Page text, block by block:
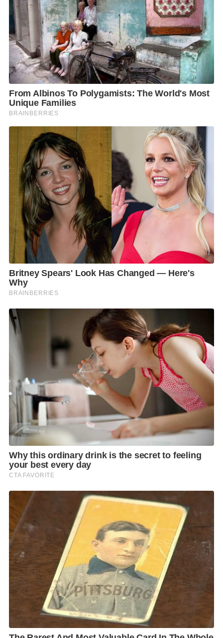
เนี่ย..น่าจะเป็นความปรารถนาดีเสียมากกว่า คุณสนธิญา
ไม่ต้องการให้เกิดปัญหาในภายหลังที่จะส่งผลกระทบต่อ
การได้มาซึ่งสว.ชุดใหม่ที่อาจจะมีความล่าช้า
ซึ่งแม้ว่ากกต.จะได้อธิบายความต่อประเด็นนี้ไปแล้ว แต่ก็
ไม่ได้ชี้แจง หรือชี้ชัดว่านายธนาธรกับน.ส.พรรณิการ์ ที่ถูก
ตัดสิทธิทางการเมือง..
จะสามารารถยุ่งเกี่ยว-ข้องแวะกับการเลือกสว.ได้หรือไม่
ได้?
ก็..เหมือนกรณีของคุณพิชิต ชื่นบาน ที่ได้รับการโปรด
เกล้าเป็นรัฐมนตรีประจำสำนักนายกรัฐมนตรีนั่นแหละ
คุณวัชระ เพ็ชรทอง แกสงสัย-ใคร่รู้ ว่าคนที่เคยถูกสภา
ทนายความถอดชื่อออกจากทะเบียนผู้ประกอบวิชาชีพ
ทนายความเป็นเวลา 5 ปี
เนื่องจากเคยถูกศาลฎีกาสั่งจำคุก 6 เดือน โดยไม่รอ
ลงอาญาในความผิดฐานละเมิดอำนาจศาล เมื่อวันที่ 10
มิถุนายน พ.ศ. 2551
กรณีพยายามนำถุงขนมใส่เงินสดจำนวน 2 ล้านบาทไป
มอบให้เจ้าหน้าที่ศาลฎีกาคดีแผนกอาญาของผู้ดำรง
ตำแหน่งทางการเมืองในระหว่างการพิจารณาคดีที่ดินรัช
ดาฯ นั้น..
ยังมีคุณสมบัติครบถ้วนของการดำรงตำแหน่งเสนาบดีอยู่
หรือ..ไม่เข้าข่ายลักษณะต้องห้ามของผู้ที่จะเป็นรัฐมนตรี
ใช่ไหม?
และไม่ได้สงสัยเฉยๆ คุณวัชระได้หอบเอกสารไปร้องกับ
ป.ป.ช.ให้สอบนายกฯเศรษฐาต่อเรื่องนี้..
“ส่อว่ากระทำการฝ่าฝืนหรือไม่ปฏิบัติตามมาตรฐานทาง
จริยธรรมของตุลาการศาลรัฐธรรมนูญ และผู้ดำรง
ตำแหน่งในองค์กรอิสระ
รวมทั้งผู้ว่าการตรวจเงินแผ่นดินและหัวหน้าหน่วยงาน
ธุรการของศาลรัฐธรรมนูญและองค์กรอิสระ พ.ศ. 2561
หรือไม่”ไปแล้วเมื่อวานซืน
แต่กว่าจะได้รู้คำตอบก็คงอีกนาน ดี-ไม่ดีคุณพิชิตอาจจะ
ถูกปรับ-หลุดจากรัฐมนตรีไปก่อนก็เป็นได้ จะเอาอะไร
แน่นอนกับเก้าอี้..
สมบัติผลัดกันชม!
F L T C S